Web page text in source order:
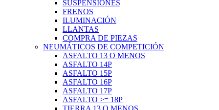
SUSPENSIONES
FRENOS
ILUMINACIÓN
LLANTAS
COMPRA DE PIEZAS
NEUMÁTICOS DE COMPETICIÓN
ASFALTO 13 O MENOS
ASFALTO 14P
ASFALTO 15P
ASFALTO 16P
ASFALTO 17P
ASFALTO >= 18P
TIERRA 13 O MENOS